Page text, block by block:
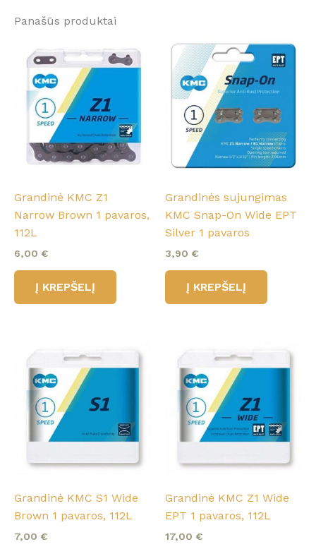
Panašūs produktai
Grandinė KMC Z1
Narrow Brown 1 pavaros,
112L
6,00 €
Į KREPŠELĮ
Grandinės sujungimas
KMC Snap-On Wide EPT
Silver 1 pavaros
3,90 €
Į KREPŠELĮ
Grandinė KMC S1 Wide
Brown 1 pavaros, 112L
7,00 €
Grandinė KMC Z1 Wide
EPT 1 pavaros, 112L
17,00 €